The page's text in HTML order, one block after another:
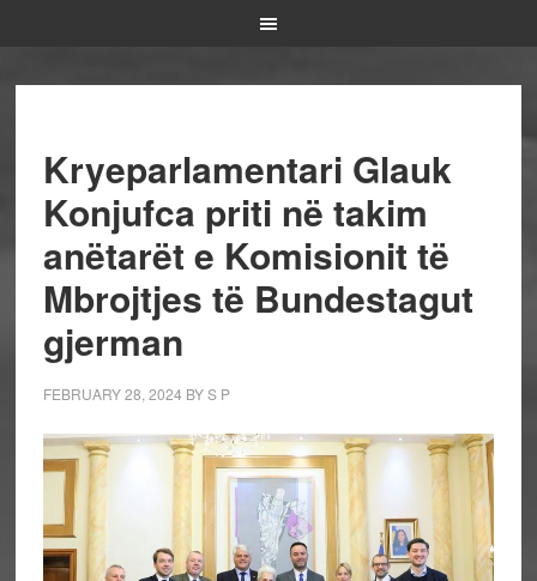
Kryeparlamentari Glauk
Konjufca priti në takim
anëtarët e Komisionit të
Mbrojtjes të Bundestagut
gjerman
FEBRUARY 28, 2024 BYS P